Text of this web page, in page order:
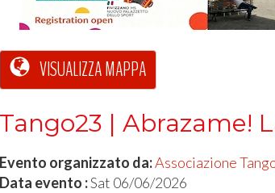
VISUALIZZA MAPPA
Tango23 | Abrazame!
Evento organizzato da:Associazione
Data evento :Sat 06/06/2026